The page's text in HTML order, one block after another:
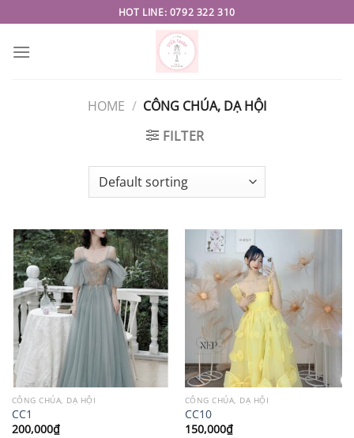
to
content
HOT LINE: 0792 322 310
HOME / CÔNG CHÚA, DẠ HỘI
FILTER
CÔNG CHÚA, DẠ HỘI
CC1
200,000₫
CÔNG CHÚA, DẠ HỘI
CC10
150,000₫